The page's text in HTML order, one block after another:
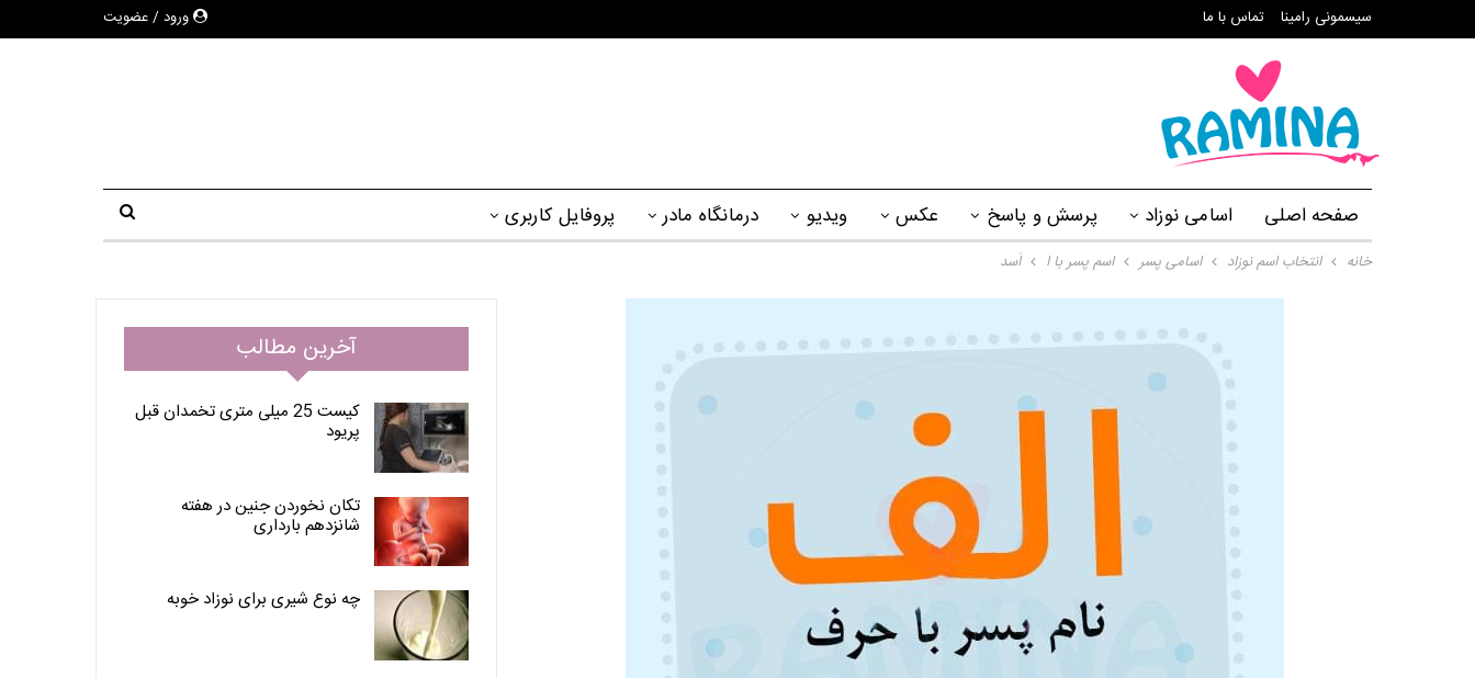
ورود / عضویت سیسمونی رامینا تماس با ما
صفحه اصلی اسامی نوزاد پرسش و پاسخ عکس ویدیو درمانگاه مادر پروفایل کاربری
خانه انتخاب اسم نوزاد اسامی پسر اسم پسر با ا اَسد
آخرین مطالب
کیست 25 میلی متری تخمدان قبل
پریود
تکان نخوردن جنین در هفته
شانزدهم بارداری
چه نوع شیری برای نوزاد خوبه